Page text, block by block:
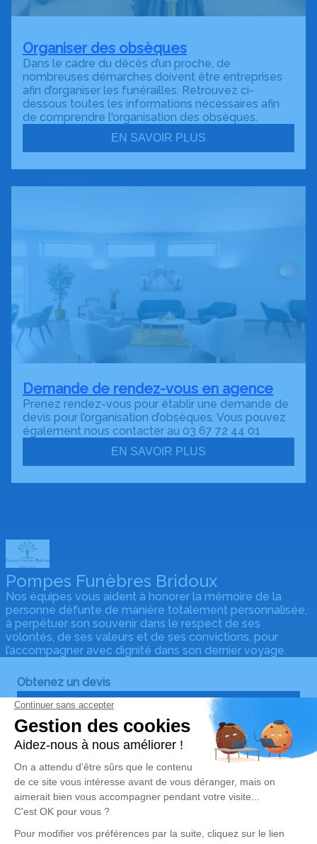
Organiser des obsèques
Dans le cadre du décès d’un proche, de
nombreuses démarches doivent être entreprises
afin d’organiser les funérailles. Retrouvez ci-
dessous toutes les informations nécessaires afin
de comprendre l'organisation des obsèques.
EN SAVOIR PLUS
Demande de rendez-vous en agence
Prenez rendez-vous pour établir une demande de
devis pour l’organisation d’obsèques. Vous pouvez
également nous contacter au 03 67 72 44 01
EN SAVOIR PLUS
Pompes Funèbres Bridoux
Nos équipes vous aident à honorer la mémoire de la
personne défunte de manière totalement personnalisée,
à perpétuer son souvenir dans le respect de ses
volontés, de ses valeurs et de ses convictions, pour
l’accompagner avec dignité dans son dernier voyage.
Obtenez un devis
DEVIS OBSÈQUES
DEVIS PRÉVOYANCE
DEVIS MARBRERIE
Notre agence
Pompes Funèbres Bridoux
03 67 72 44 01